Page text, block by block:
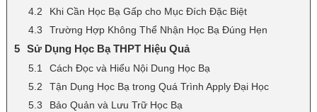
Khi Cần Học Bạ Gấp cho Mục Đích Đặc Biệt
Trường Hợp Không Thể Nhận Học Bạ Đúng Hẹn
Sử Dụng Học Bạ THPT Hiệu Quả
Cách Đọc và Hiểu Nội Dung Học Bạ
Tận Dụng Học Bạ trong Quá Trình Apply Đại Học
Bảo Quản và Lưu Trữ Học Bạ